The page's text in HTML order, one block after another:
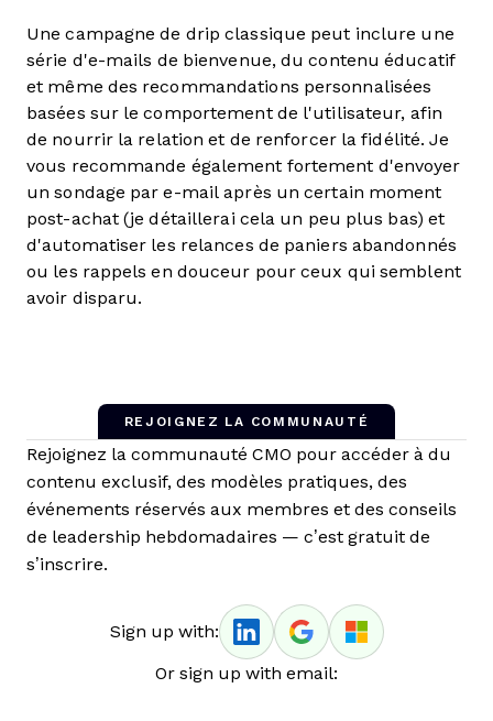
Une campagne de drip classique peut inclure une
série d'e-mails de bienvenue, du contenu éducatif
et même des recommandations personnalisées
basées sur le comportement de l'utilisateur, afin
de nourrir la relation et de renforcer la fidélité. Je
vous recommande également fortement d'envoyer
un sondage par e-mail après un certain moment
post-achat (je détaillerai cela un peu plus bas) et
d'automatiser les relances de paniers abandonnés
ou les rappels en douceur pour ceux qui semblent
avoir disparu.
REJOIGNEZ LA COMMUNAUTÉ
Rejoignez la communauté CMO pour accéder à du
contenu exclusif, des modèles pratiques, des
événements réservés aux membres et des conseils
de leadership hebdomadaires — c’est gratuit de
s’inscrire.
Sign up with:
Or sign up with email: